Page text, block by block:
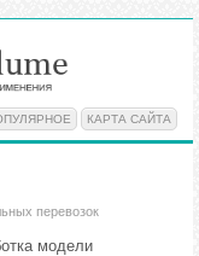
КАРТА САЙТА
перевозок
модели